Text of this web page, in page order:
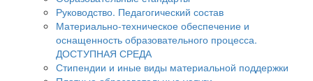
Руководство. Педагогический состав
Материально-техническое обеспечение и
оснащенность образовательного процесса.
ДОСТУПНАЯ СРЕДА
Стипендии и иные виды материальной поддержки